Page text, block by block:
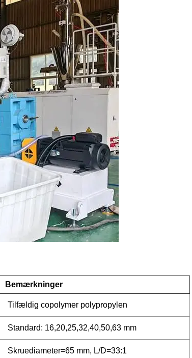
Bemærkninger
Tilfældig copolymer polypropylen
Standard: 16,20,25,32,40,50,63 mm
Skruediameter=65 mm, L/D=33:1